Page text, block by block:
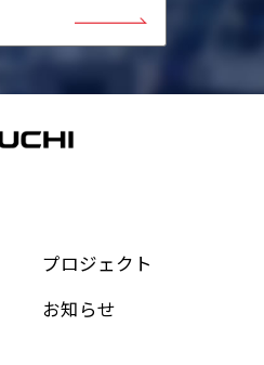
プロジェクト
お知らせ